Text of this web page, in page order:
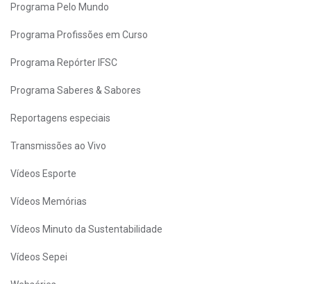
Programa Pelo Mundo
Programa Profissões em Curso
Programa Repórter IFSC
Programa Saberes & Sabores
Reportagens especiais
Transmissões ao Vivo
Vídeos Esporte
Vídeos Memórias
Vídeos Minuto da Sustentabilidade
Vídeos Sepei